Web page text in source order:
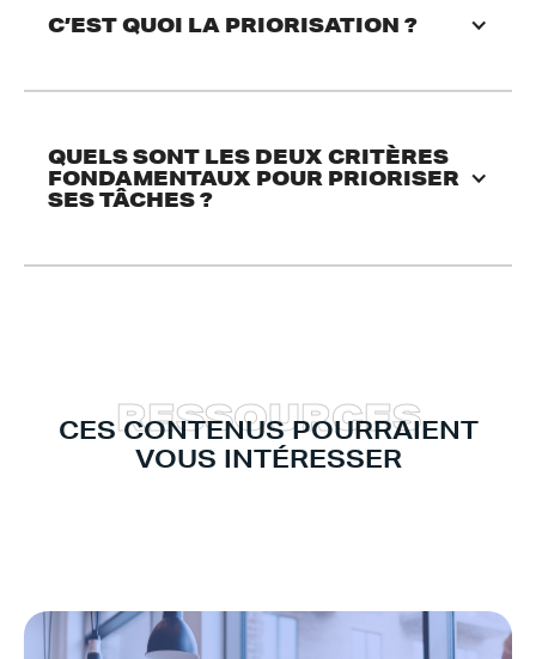
C’EST QUOI LA PRIORISATION ?
QUELS SONT LES DEUX CRITÈRES
FONDAMENTAUX POUR PRIORISER
SES TÂCHES ?
CES CONTENUS POURRAIENT
VOUS INTÉRESSER
RESSOURCES